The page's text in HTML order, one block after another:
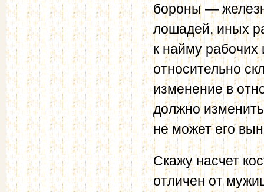
бороны —
лошадей, иных
к найму
относительно
изменение в
должно
не может его
Скажу насчет
отличен от